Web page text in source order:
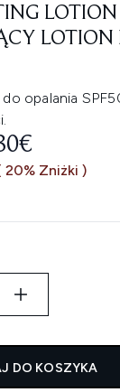
LOTION
LOTION
opalania
CENA
20% Zniżki )
DO KOSZYKA